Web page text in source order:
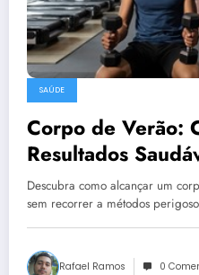
SAÚDE
Corpo de Verão:
Resultados
a Métodos
Descubra como alcançar um
sem recorrer a métodos
Rafael Ramos 0